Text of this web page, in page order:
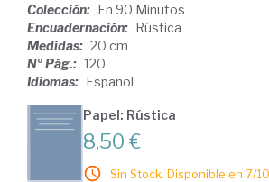
Colección: En 90 Minutos
Encuadernación: Rústica
Medidas: 20 cm
Nº Pág.: 120
Idiomas: Español
Papel: Rústica
8,50 €
Sin Stock. Disponible en 7/